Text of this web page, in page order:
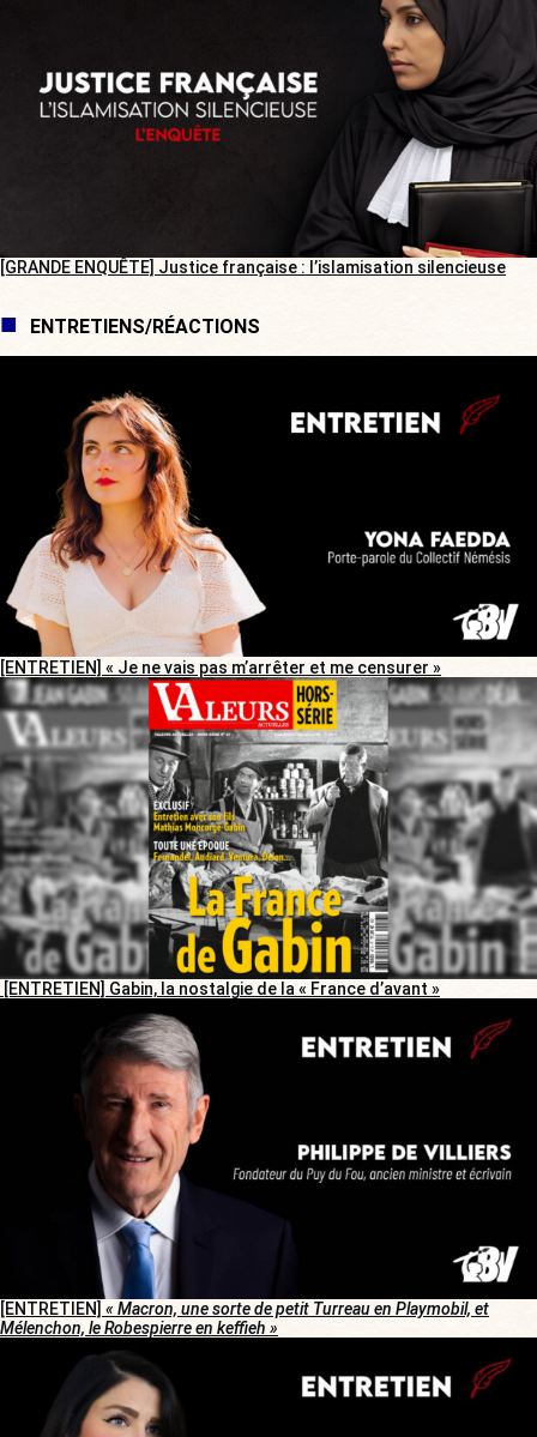
[GRANDE ENQUÊTE] Justice française : l’islamisation silencieuse
ENTRETIENS/RÉACTIONS
[ENTRETIEN] « Je ne vais pas m’arrêter et me censurer »
[ENTRETIEN] Gabin, la nostalgie de la « France d’avant »
[ENTRETIEN] « Macron, une sorte de petit Turreau en Playmobil, et
Mélenchon, le Robespierre en keffieh »